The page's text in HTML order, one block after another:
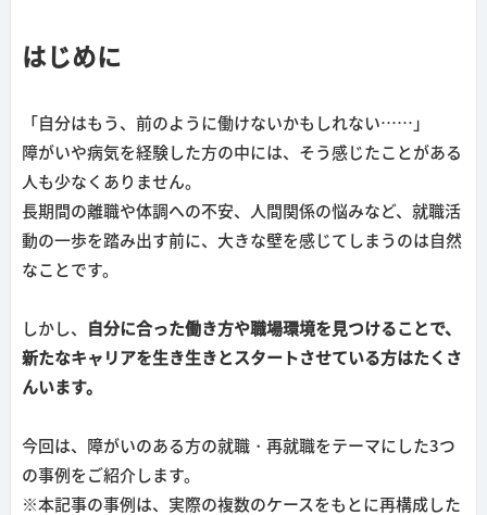
はじめに
「自分はもう、前のように働けないかもしれない……」
障がいや病気を経験した方の中には、そう感じたことがある
人も少なくありません。
長期間の離職や体調への不安、人間関係の悩みなど、就職活
動の一歩を踏み出す前に、大きな壁を感じてしまうのは自然
なことです。
しかし、
自分に合った働き方や職場環境を見つけることで、
新たなキャリアを生き生きとスタートさせている方はたくさ
んいます。
今回は、障がいのある方の就職・再就職をテーマにした3つ
の事例をご紹介します。
※本記事の事例は、実際の複数のケースをもとに再構成した